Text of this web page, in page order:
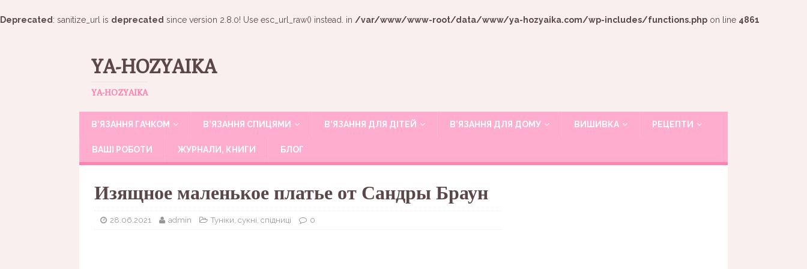
Deprecated : sanitize_url is deprecated since version 2.8.0! Use esc_url_raw() instead. in /var/www/www-root/data/www/ya-hozyaika.com/wp-includes/functions.php on line 4861
YA-HOZYAIKA
YA-HOZYAIKA
В’ЯЗАННЯ ГАЧКОМ В’ЯЗАННЯ СПИЦЯМИ В’ЯЗАННЯ ДЛЯ ДІТЕЙ В’ЯЗАННЯ ДЛЯ ДОМУ ВИШИВКА РЕЦЕПТИ
ВАШІ РОБОТИ ЖУРНАЛИ, КНИГИ БЛОГ
Изящное маленькое платье от Сандры Браун
28.06.2021 admin Туніки, сукні, спідниці 0